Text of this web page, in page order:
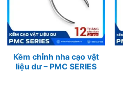
Kềm chỉnh nha cạo vật
liệu dư – PMC SERIES